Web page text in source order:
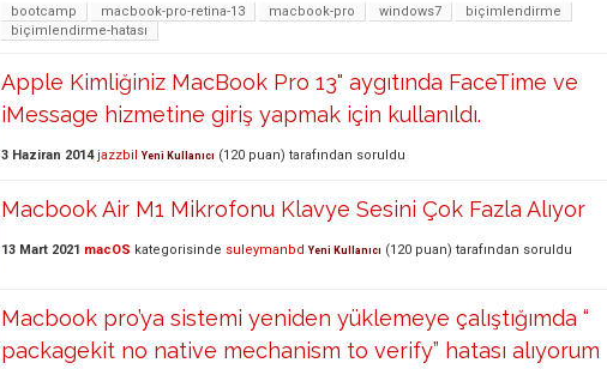
bootcamp macbook-pro-retina-13 macbook-pro windows7
biçimlendirme
biçimlendirme-hatası
Apple Kimliğiniz MacBook Pro 13" aygıtında FaceTime ve
iMessage hizmetine giriş yapmak için kullanıldı.
3 Haziran 2014 jazzbil Yeni Kullanıcı (120 puan) tarafından soruldu
Macbook Air M1 Mikrofonu Klavye Sesini Çok Fazla Alıyor
13 Mart 2021 macOS kategorisinde suleymanbd Yeni Kullanıcı (120 puan) tarafından soruldu
Macbook pro’ya sistemi yeniden yüklemeye çalıştığımda “
packagekit no native mechanism to verify” hatası alıyorum